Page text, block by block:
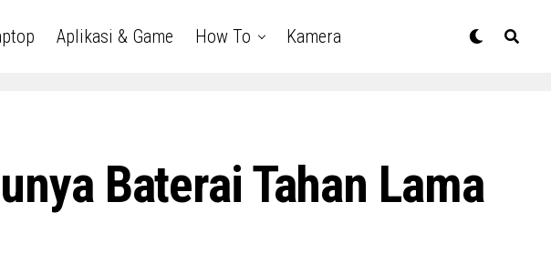
Aplikasi & Game How To Kamera
Baterai Tahan Lama